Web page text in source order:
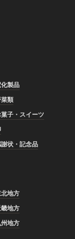
化製品
菜類
菓子・スイーツ
謝状・記念品
北地方
畿地方
州地方